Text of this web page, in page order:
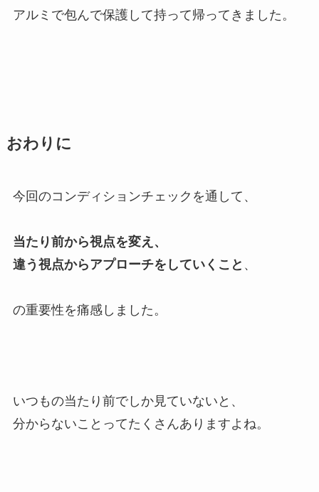
アルミで包んで保護して持って帰ってきました。
おわりに
今回のコンディションチェックを通して、
当たり前から視点を変え、
違う視点からアプローチをしていくこと 、
の重要性を痛感しました。
いつもの当たり前でしか見ていないと、
分からないことってたくさんありますよね。